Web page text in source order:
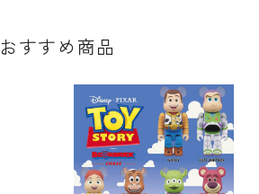
おすすめ商品